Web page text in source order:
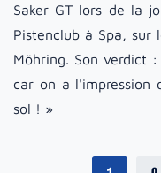
Saker GT lors de la
Pistenclub à Spa, sur
Möhring. Son verdict
car on a l'impression
sol ! »